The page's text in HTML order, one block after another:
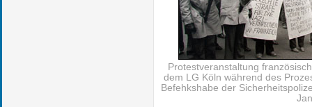
Protestveranstaltung
dem LG Köln während des
Befehkshabe der